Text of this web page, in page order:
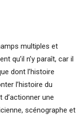
multiples et
qu’il n’y paraît, car il
dont l’histoire
l’histoire du
une
scénographe et